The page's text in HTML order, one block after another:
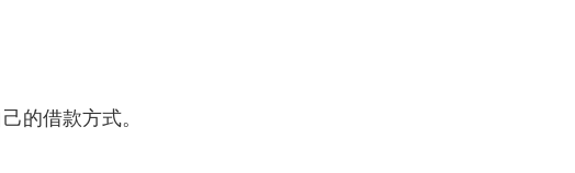
的借款方式。